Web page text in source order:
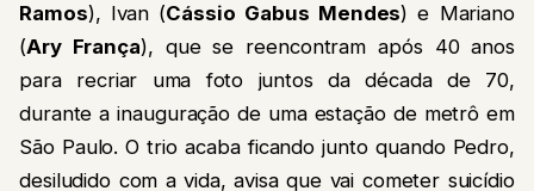
Ramos), Ivan (Cássio Gabus Mendes) e Mariano
(Ary França), que se reencontram após 40 anos
para recriar uma foto juntos da década de 70,
durante a inauguração de uma estação de metrô em
São Paulo. O trio acaba ficando junto quando Pedro,
desiludido com a vida, avisa que vai cometer suicídio